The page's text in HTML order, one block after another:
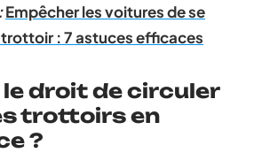
Empêcher les voitures de se
trottoir : 7 astuces efficaces
le droit de circuler
trottoirs en
?